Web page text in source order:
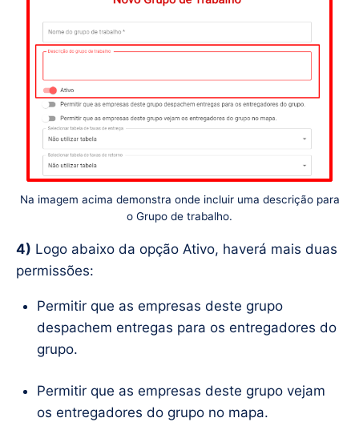
Na imagem acima demonstra onde incluir uma descrição para
o Grupo de trabalho.
4) Logo abaixo da opção Ativo, haverá mais duas
permissões:
Permitir que as empresas deste grupo
despachem entregas para os entregadores do
grupo.
Permitir que as empresas deste grupo vejam
os entregadores do grupo no mapa.